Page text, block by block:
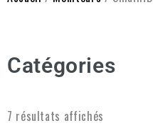
Catégories
7 résultats affichés